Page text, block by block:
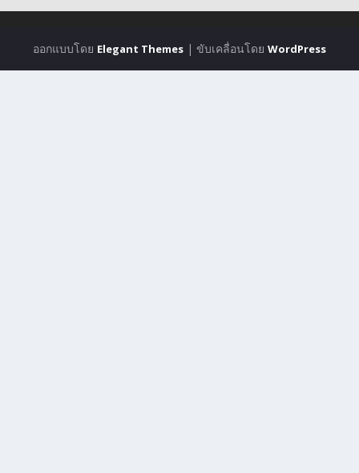
ออกแบบโดย Elegant Themes | ขับเคลื่อนโดย WordPress